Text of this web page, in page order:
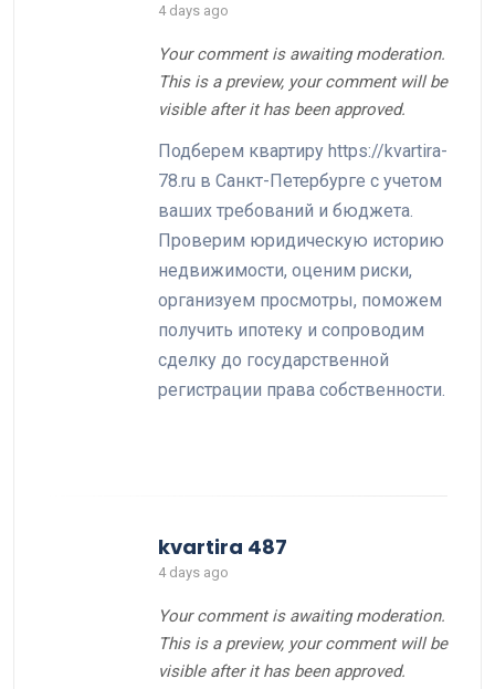
Your comment is awaiting moderation.
This is a preview, your comment will be
visible after it has been approved.
Подберем квартиру https://kvartira-
78.ru в Санкт-Петербурге с учетом
ваших требований и бюджета.
Проверим юридическую историю
недвижимости, оценим риски,
организуем просмотры, поможем
получить ипотеку и сопроводим
сделку до государственной
регистрации права собственности.
4 days ago
Your comment is awaiting moderation.
This is a preview, your comment will be
visible after it has been approved.
kvartira 487
4 days ago